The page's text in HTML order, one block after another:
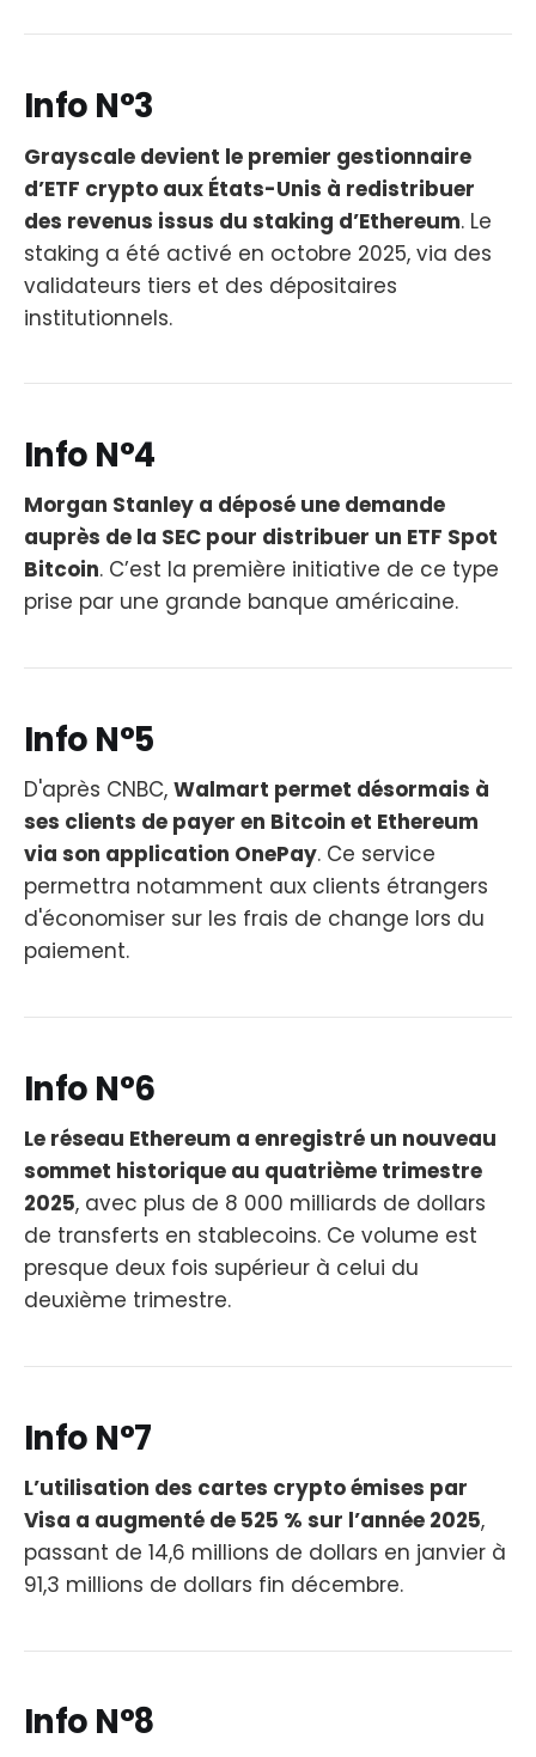
Info N°3
Grayscale devient le premier gestionnaire
d’ETF crypto aux États-Unis à redistribuer
des revenus issus du staking d’Ethereum. Le
staking a été activé en octobre 2025, via des
validateurs tiers et des dépositaires
institutionnels.
Info N°4
Morgan Stanley a déposé une demande
auprès de la SEC pour distribuer un ETF Spot
Bitcoin. C’est la première initiative de ce type
prise par une grande banque américaine.
Info N°5
D'après CNBC, Walmart permet désormais à
ses clients de payer en Bitcoin et Ethereum
via son application OnePay. Ce service
permettra notamment aux clients étrangers
d'économiser sur les frais de change lors du
paiement.
Info N°6
Le réseau Ethereum a enregistré un nouveau
sommet historique au quatrième trimestre
2025, avec plus de 8 000 milliards de dollars
de transferts en stablecoins. Ce volume est
presque deux fois supérieur à celui du
deuxième trimestre.
Info N°7
L’utilisation des cartes crypto émises par
Visa a augmenté de 525 % sur l’année 2025,
passant de 14,6 millions de dollars en janvier à
91,3 millions de dollars fin décembre.
Info N°8